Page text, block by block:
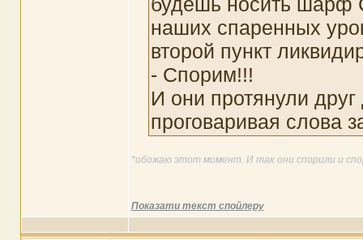
наших спаренных
второй пункт
- Спорим!!!
И они протянули
проговаривая слова
*обожаю этот момент. И так они спорили и
Показати текст спойлеру